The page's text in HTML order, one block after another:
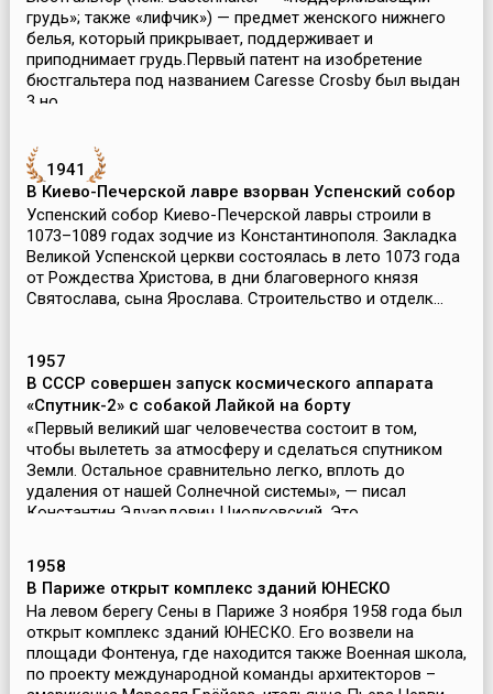
грудь»; также «лифчик») — предмет женского нижнего
белья, который прикрывает, поддерживает и
приподнимает грудь.Первый патент на изобретение
бюстгальтера под названием Caresse Crosby был выдан
3 но...
1941
В Киево-Печерской лавре взорван Успенский собор
Успенский собор Киево-Печерской лавры строили в
1073–1089 годах зодчие из Константинополя. Закладка
Великой Успенской церкви состоялась в лето 1073 года
от Рождества Христова, в дни благоверного князя
Святослава, сына Ярослава. Строительство и отделк...
1957
В СССР совершен запуск космического аппарата
«Спутник-2» с собакой Лайкой на борту
«Первый великий шаг человечества состоит в том,
чтобы вылететь за атмосферу и сделаться спутником
Земли. Остальное сравнительно легко, вплоть до
удаления от нашей Солнечной системы», — писал
Константин Эдуардович Циолковский. Это
1958
В Париже открыт комплекс зданий ЮНЕСКО
На левом берегу Сены в Париже 3 ноября 1958 года был
открыт комплекс зданий ЮНЕСКО. Его возвели на
площади Фонтенуа, где находится также Военная школа,
по проекту международной команды архитекторов –